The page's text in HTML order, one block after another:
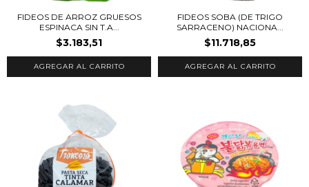
FIDEOS DE ARROZ GRUESOS
ESPINACA SIN T.A...
$3.183,51
FIDEOS SOBA (DE TRIGO
SARRACENO) NACIONA...
$11.718,85